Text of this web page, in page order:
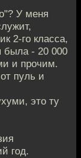
У меня
2-го класса,
была - 20 000
и прочим.
пуль и
это ту
год.